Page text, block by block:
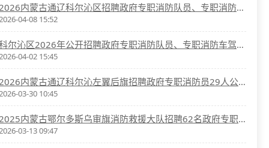
2026内蒙古通辽科尔沁区招聘政府专职消防队员、专职消防车驾驶员心理测试结果及体能测试公告
04-08 15:52
科尔沁区2026年公开招聘政府专职消防队员、专职消防车驾驶员心理测试公告
04-02 15:45
2026内蒙古通辽科尔沁左翼后旗招聘政府专职消防员29人公告
03-30 10:45
2025内蒙古鄂尔多斯乌审旗消防救援大队招聘62名政府专职消防队员公告
03-13 09:47